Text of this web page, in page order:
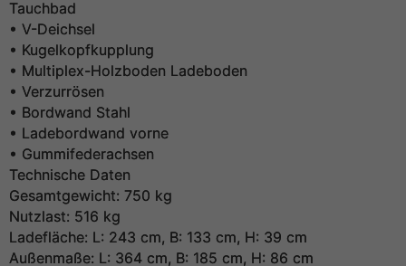
Tauchbad
• V-Deichsel
• Kugelkopfkupplung
• Multiplex-Holzboden Ladeboden
• Verzurrösen
• Bordwand Stahl
• Ladebordwand vorne
• Gummifederachsen
Technische Daten
Gesamtgewicht: 750 kg
Nutzlast: 516 kg
Ladefläche: L: 243 cm, B: 133 cm, H: 39 cm
Außenmaße: L: 364 cm, B: 185 cm, H: 86 cm